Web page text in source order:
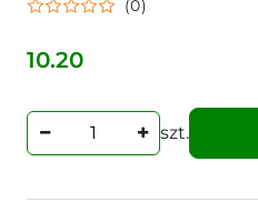
(0)
Cena:
10.20
szt.